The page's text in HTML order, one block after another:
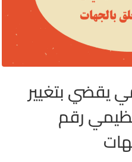
يقضي بتغيير
رقم